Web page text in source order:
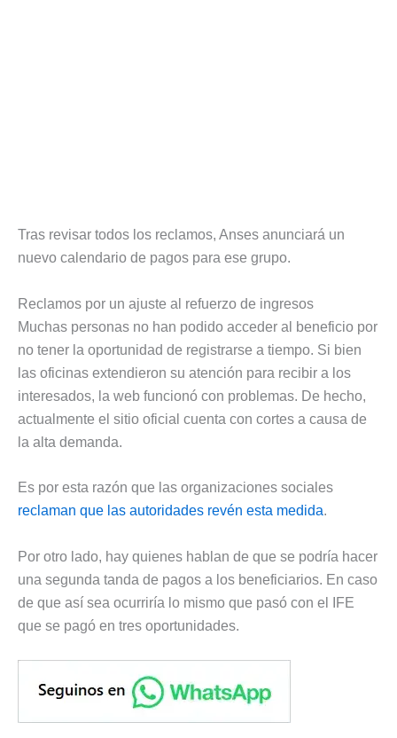
Tras revisar todos los reclamos, Anses anunciará un
nuevo calendario de pagos para ese grupo.
Reclamos por un ajuste al refuerzo de ingresos
Muchas personas no han podido acceder al beneficio por
no tener la oportunidad de registrarse a tiempo. Si bien
las oficinas extendieron su atención para recibir a los
interesados, la web funcionó con problemas. De hecho,
actualmente el sitio oficial cuenta con cortes a causa de
la alta demanda.
Es por esta razón que las organizaciones sociales
reclaman que las autoridades revén esta medida.
Por otro lado, hay quienes hablan de que se podría hacer
una segunda tanda de pagos a los beneficiarios. En caso
de que así sea ocurriría lo mismo que pasó con el IFE
que se pagó en tres oportunidades.